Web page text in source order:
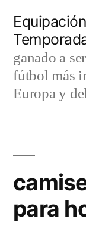
contenido
ganado a
fútbol más
Europa y
para